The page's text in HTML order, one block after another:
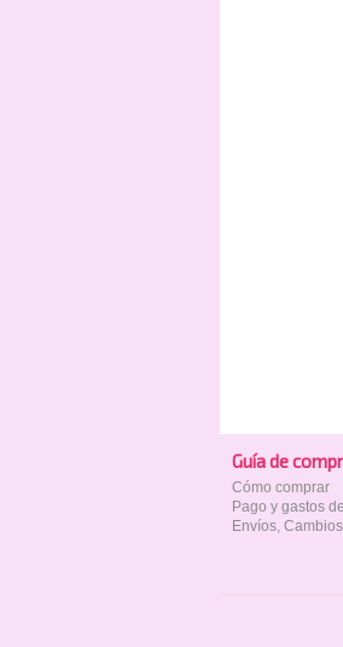
Guía de
Cómo comprar
Pago y gastos
Envíos,